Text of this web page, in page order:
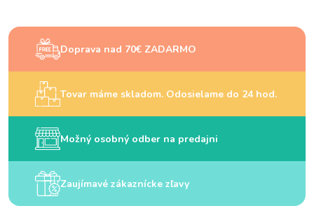
Doprava nad 70€ ZADARMO
Tovar máme skladom. Odosielame do 24 hod.
Možný osobný odber na predajni
Zaujímavé zákaznícke zľavy